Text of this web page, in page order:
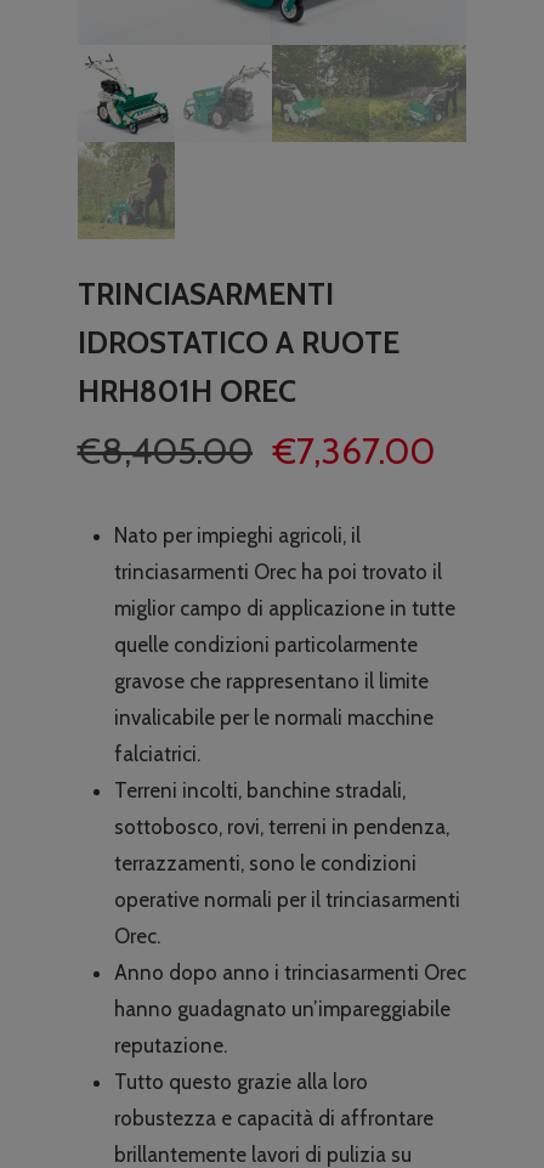
TRINCIASARMENTI
IDROSTATICO A RUOTE
HRH801H OREC
€8,405.00 Il
originale
era:
€8,405.00.
€7,367.00
è:
Nato per impieghi agricoli, il
trinciasarmenti Orec ha poi trovato il
miglior campo di applicazione in tutte
quelle condizioni particolarmente
gravose che rappresentano il limite
invalicabile per le normali macchine
falciatrici.
Terreni incolti, banchine stradali,
sottobosco, rovi, terreni in pendenza,
terrazzamenti, sono le condizioni
operative normali per il trinciasarmenti
Orec.
Anno dopo anno i trinciasarmenti Orec
hanno guadagnato un’impareggiabile
reputazione.
Tutto questo grazie alla loro
robustezza e capacità di affrontare
brillantemente lavori di pulizia su